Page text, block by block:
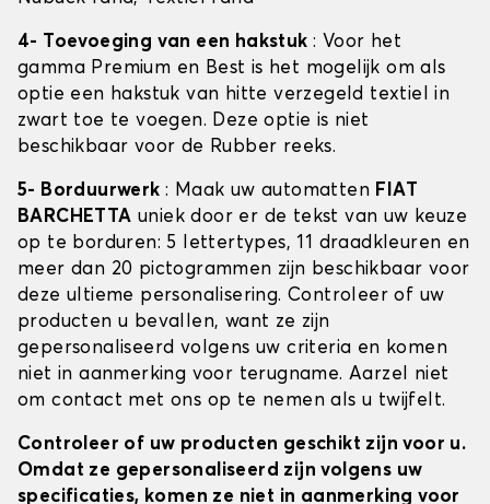
4- Toevoeging van een hakstuk : Voor het
gamma Premium en Best is het mogelijk om als
optie een hakstuk van hitte verzegeld textiel in
zwart toe te voegen. Deze optie is niet
beschikbaar voor de Rubber reeks.
5- Borduurwerk : Maak uw automatten FIAT
BARCHETTA uniek door er de tekst van uw keuze
op te borduren: 5 lettertypes, 11 draadkleuren en
meer dan 20 pictogrammen zijn beschikbaar voor
deze ultieme personalisering. Controleer of uw
producten u bevallen, want ze zijn
gepersonaliseerd volgens uw criteria en komen
niet in aanmerking voor terugname. Aarzel niet
om contact met ons op te nemen als u twijfelt.
Controleer of uw producten geschikt zijn voor u.
Omdat ze gepersonaliseerd zijn volgens uw
specificaties, komen ze niet in aanmerking voor